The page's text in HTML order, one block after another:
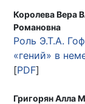
Королева Вера
Романовна
Роль Э.Т.А.
«гений» в
[PDF]
Григорян Алла